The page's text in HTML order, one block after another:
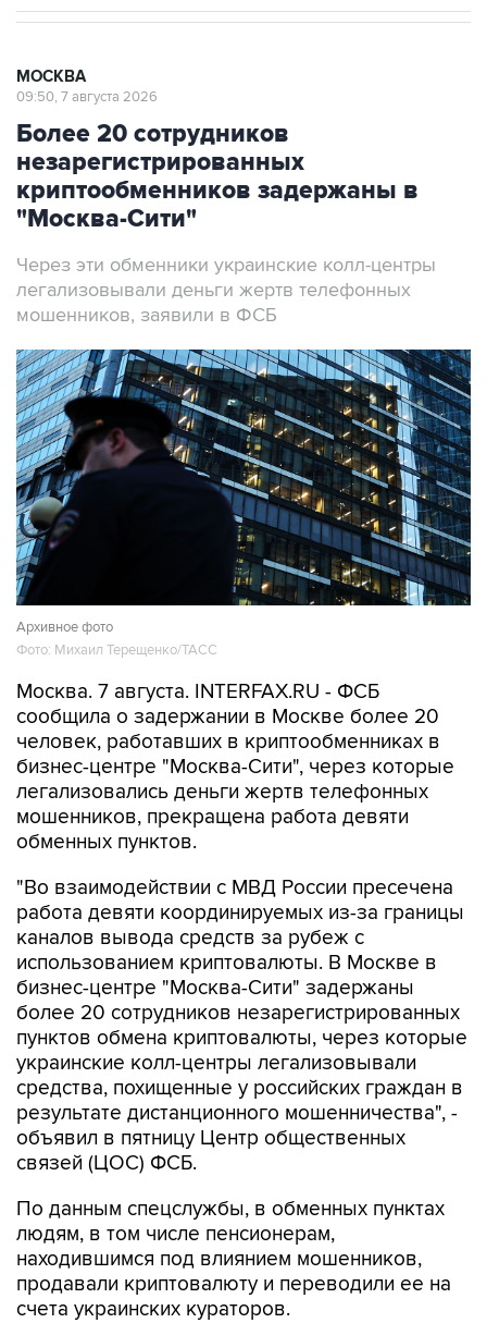
МОСКВА
09:50, 7 августа 2026
Более 20 сотрудников
незарегистрированных
криптообменников задержаны в
"Москва-Сити"
Через эти обменники украинские колл-центры
легализовывали деньги жертв телефонных
мошенников, заявили в ФСБ
Архивное фото
Фото: Михаил Терещенко/ТАСС
Москва. 7 августа. INTERFAX.RU - ФСБ
сообщила о задержании в Москве более 20
человек, работавших в криптообменниках в
бизнес-центре "Москва-Сити", через которые
легализовались деньги жертв телефонных
мошенников, прекращена работа девяти
обменных пунктов.
"Во взаимодействии с МВД России пресечена
работа девяти координируемых из-за границы
каналов вывода средств за рубеж с
использованием криптовалюты. В Москве в
бизнес-центре "Москва-Сити" задержаны
более 20 сотрудников незарегистрированных
пунктов обмена криптовалюты, через которые
украинские колл-центры легализовывали
средства, похищенные у российских граждан в
результате дистанционного мошенничества", -
объявил в пятницу Центр общественных
связей (ЦОС) ФСБ.
По данным спецслужбы, в обменных пунктах
людям, в том числе пенсионерам,
находившимся под влиянием мошенников,
продавали криптовалюту и переводили ее на
счета украинских кураторов.